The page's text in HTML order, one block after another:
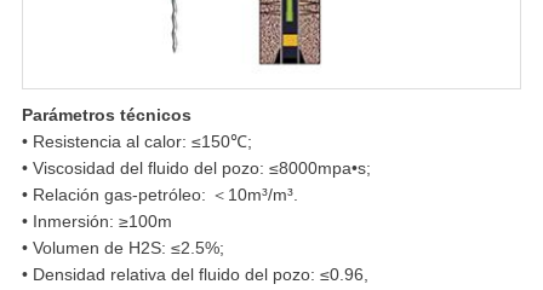
Parámetros técnicos
• Resistencia al calor: ≤150℃;
• Viscosidad del fluido del pozo: ≤8000mpa•s;
• Relación gas-petróleo: ＜10m³/m³.
• Inmersión: ≥100m
• Volumen de H2S: ≤2.5%;
• Densidad relativa del fluido del pozo: ≤0.96,